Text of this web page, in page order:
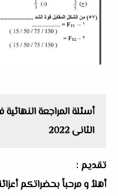
أسئلة المراجعة النهائية
الثانى 2022
تقديم :
أهلاُ و مرحباً بحضراتكم